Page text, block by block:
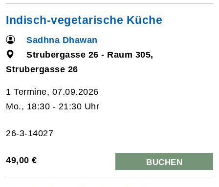
Indisch-vegetarische Küche
Sadhna Dhawan
Strubergasse 26 - Raum 305,
Strubergasse 26
1 Termine, 07.09.2026
Mo., 18:30 - 21:30 Uhr
26-3-14027
49,00 € BUCHEN